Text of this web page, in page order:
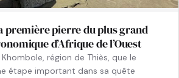
première pierre du plus grand
d’Afrique de l’Ouest
région de Thiès, que le
étape important dans sa quête